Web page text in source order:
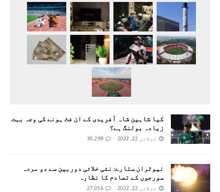
کیا شاہین شاہ آفریدی کے ان فٹ ہونے کی وجہ بہت
زیادہ بولنگ ہے؟
جولائی 22, 2022 30,298
نیوٹران ستارے: نئی خلائی دوربین سے دو مردہ
سورجوں کے تصادم کا نظارہ
جولائی 22, 2022 27,056